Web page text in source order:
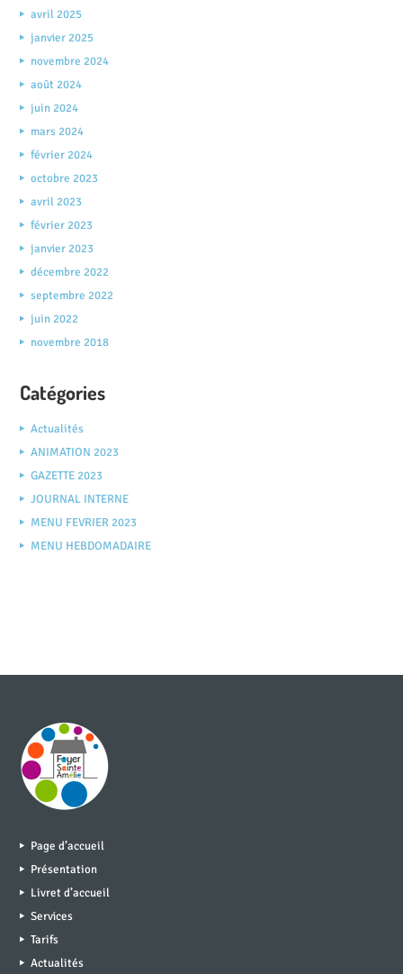
avril 2025
janvier 2025
novembre 2024
août 2024
juin 2024
mars 2024
février 2024
octobre 2023
avril 2023
février 2023
janvier 2023
décembre 2022
septembre 2022
juin 2022
novembre 2018
Catégories
Actualités
ANIMATION 2023
GAZETTE 2023
JOURNAL INTERNE
MENU FEVRIER 2023
MENU HEBDOMADAIRE
Page d’accueil
Présentation
Livret d’accueil
Services
Tarifs
Actualités